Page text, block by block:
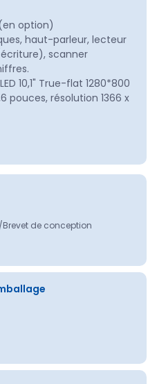
(en option)
haut-parleur, lecteur
scanner
10,1" True-flat 1280*800
pouces, résolution 1366 x
Brevet de conception